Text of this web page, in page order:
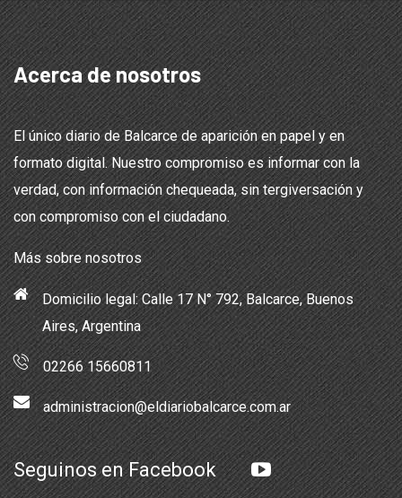
Acerca de nosotros
El único diario de Balcarce de aparición en papel y en
formato digital. Nuestro compromiso es informar con la
verdad, con información chequeada, sin tergiversación y
con compromiso con el ciudadano.
Más sobre nosotros
Domicilio legal: Calle 17 N° 792, Balcarce, Buenos
Aires, Argentina
02266 15660811
administracion@eldiariobalcarce.com.ar
Seguinos en Facebook